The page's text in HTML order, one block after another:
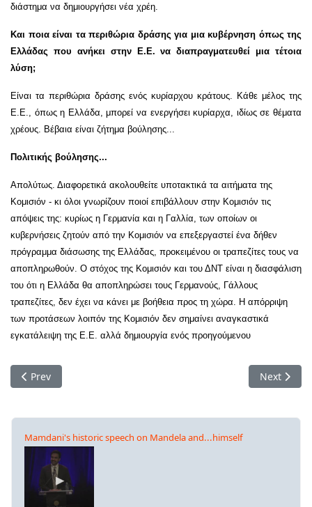
διάστημα να δημιουργήσει νέα χρέη.
Και ποια είναι τα περιθώρια δράσης για μια κυβέρνηση όπως της
Ελλάδας που ανήκει στην Ε.Ε. να διαπραγματευθεί μια τέτοια
λύση;
Είναι τα περιθώρια δράσης ενός κυρίαρχου κράτους. Κάθε μέλος της
Ε.Ε., όπως η Ελλάδα, μπορεί να ενεργήσει κυρίαρχα, ιδίως σε θέματα
χρέους. Βέβαια είναι ζήτημα βούλησης...
Πολιτικής βούλησης...
Απολύτως. Διαφορετικά ακολουθείτε υποτακτικά τα αιτήματα της
Κομισιόν - κι όλοι γνωρίζουν ποιοί επιβάλλουν στην Κομισιόν τις
απόψεις της: κυρίως η Γερμανία και η Γαλλία, των οποίων οι
κυβερνήσεις ζητούν από την Κομισιόν να επεξεργαστεί ένα δήθεν
πρόγραμμα διάσωσης της Ελλάδας, προκειμένου οι τραπεζίτες τους να
αποπληρωθούν. Ο στόχος της Κομισιόν και του ΔΝΤ είναι η διασφάλιση
του ότι η Ελλάδα θα αποπληρώσει τους Γερμανούς, Γάλλους
τραπεζίτες, δεν έχει να κάνει με βοήθεια προς τη χώρα. Η απόρριψη
των προτάσεων λοιπόν της Κομισιόν δεν σημαίνει αναγκαστικά
εγκατάλειψη της Ε.Ε. αλλά δημιουργία ενός προηγούμενου
Previous article: Μαζί με το καθεστώς Μουμπάρακ να πέσει
Prev Next
Next
Mamdani's historic speech on Mandela and...himself